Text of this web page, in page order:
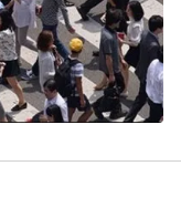
số 483/GP-BTTTT